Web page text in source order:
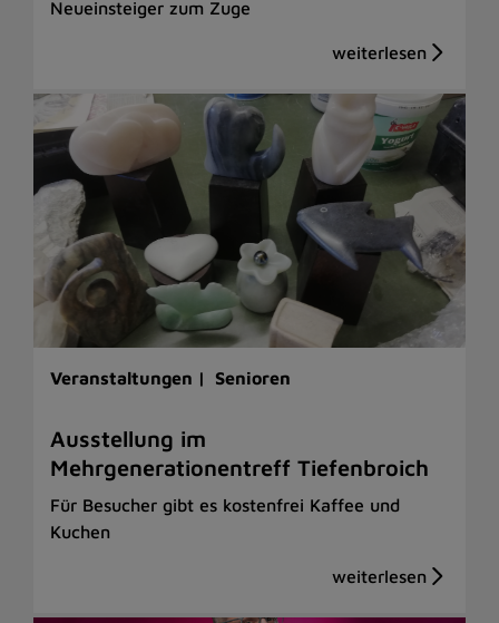
Neueinsteiger zum Zuge
Veranstaltungen | Senioren
Ausstellung im
Mehrgenerationentreff Tiefenbroich
Für Besucher gibt es kostenfrei Kaffee und
Kuchen